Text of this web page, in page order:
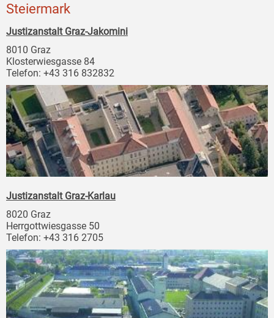
Steiermark
Justizanstalt Graz-Jakomini
8010 Graz
Klosterwiesgasse 84
Telefon: +43 316 832832
Justizanstalt Graz-Karlau
8020 Graz
Herrgottwiesgasse 50
Telefon: +43 316 2705